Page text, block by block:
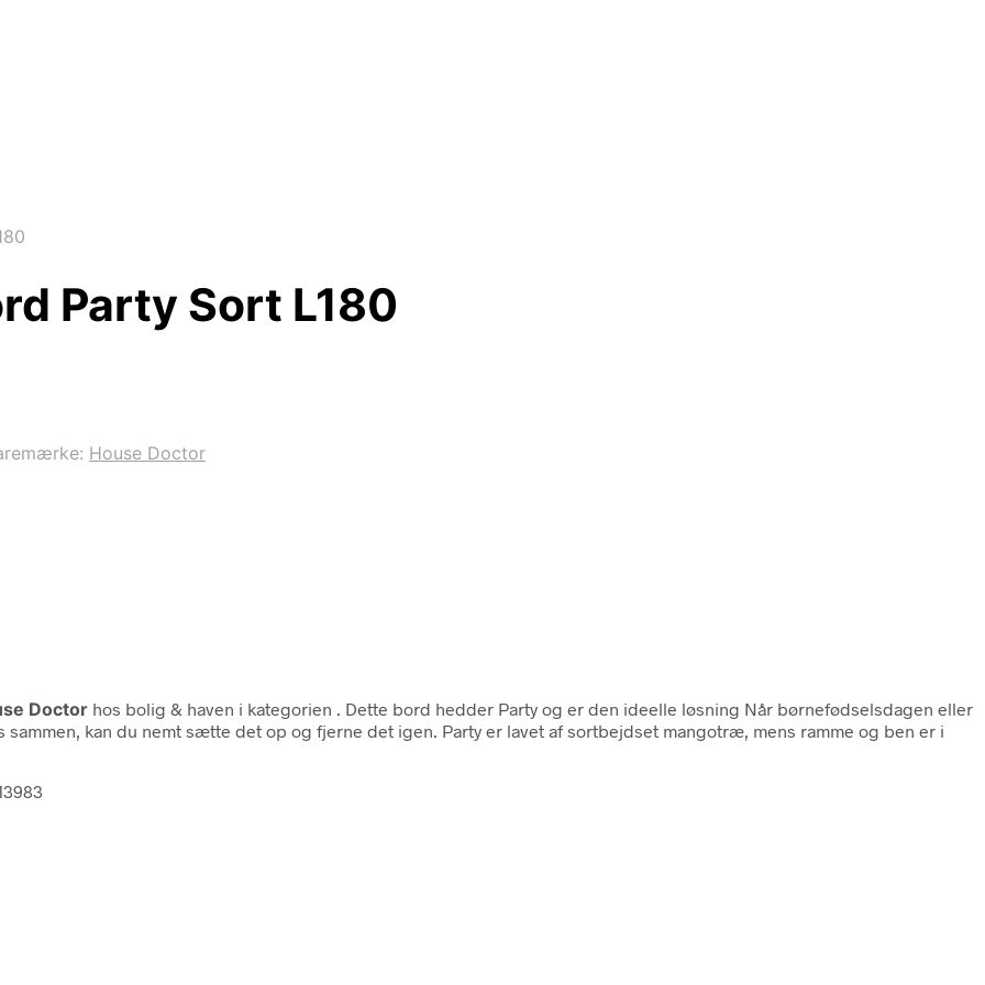
Party Sort L180
House Doctor
Doctor hos bolig & haven i kategorien
. Dette bord hedder Party og er den ideelle løsning Når børnefødselsdagen eller
kan du nemt sætte det op og fjerne det igen. Party er lavet af sortbejdset mangotræ, mens ramme og ben er i